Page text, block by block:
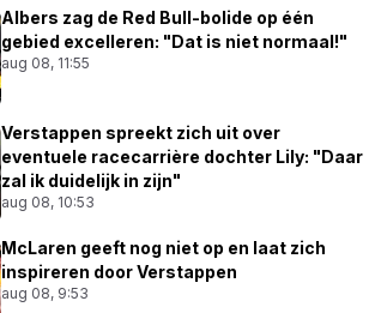
Albers zag de Red Bull-bolide op één
gebied excelleren: "Dat is niet normaal!"
aug 08, 11:55
Verstappen spreekt zich uit over
eventuele racecarrière dochter Lily: "Daar
zal ik duidelijk in zijn"
aug 08, 10:53
McLaren geeft nog niet op en laat zich
inspireren door Verstappen
aug 08, 9:53